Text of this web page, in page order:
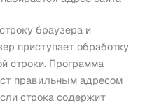
браузера и
приступает обработку
строки. Программа
правильным адресом
строка содержит